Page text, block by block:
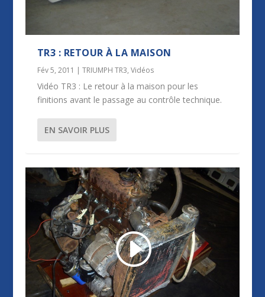
TR3 : RETOUR À LA MAISON
Fév 5, 2011 | TRIUMPH TR3, Vidéos
Vidéo TR3 : Le retour à la maison pour les
finitions avant le passage au contrôle technique.
EN SAVOIR PLUS